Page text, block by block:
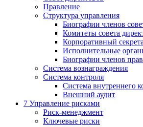
Правление
Структура управления
Биографии членов
Комитеты совета
Корпоративный
Исполнительные
Биографии членов
Система вознаграждения
Система контроля
Система внутреннего
Внешний аудит
7 Управление рисками
Риск-менеджмент
Ключевые риски